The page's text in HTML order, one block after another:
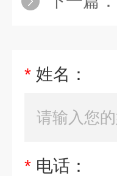
* 姓名：
* 电话：